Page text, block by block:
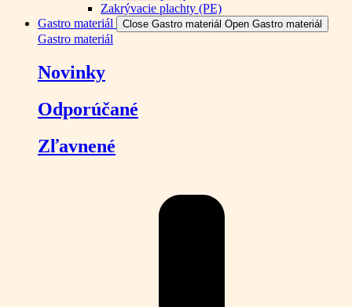
Zakrývacie plachty (PE)
Gastro materiál
Close Gastro materiál Open Gastro materiál
Gastro materiál
Novinky
Odporúčané
Zľavnené